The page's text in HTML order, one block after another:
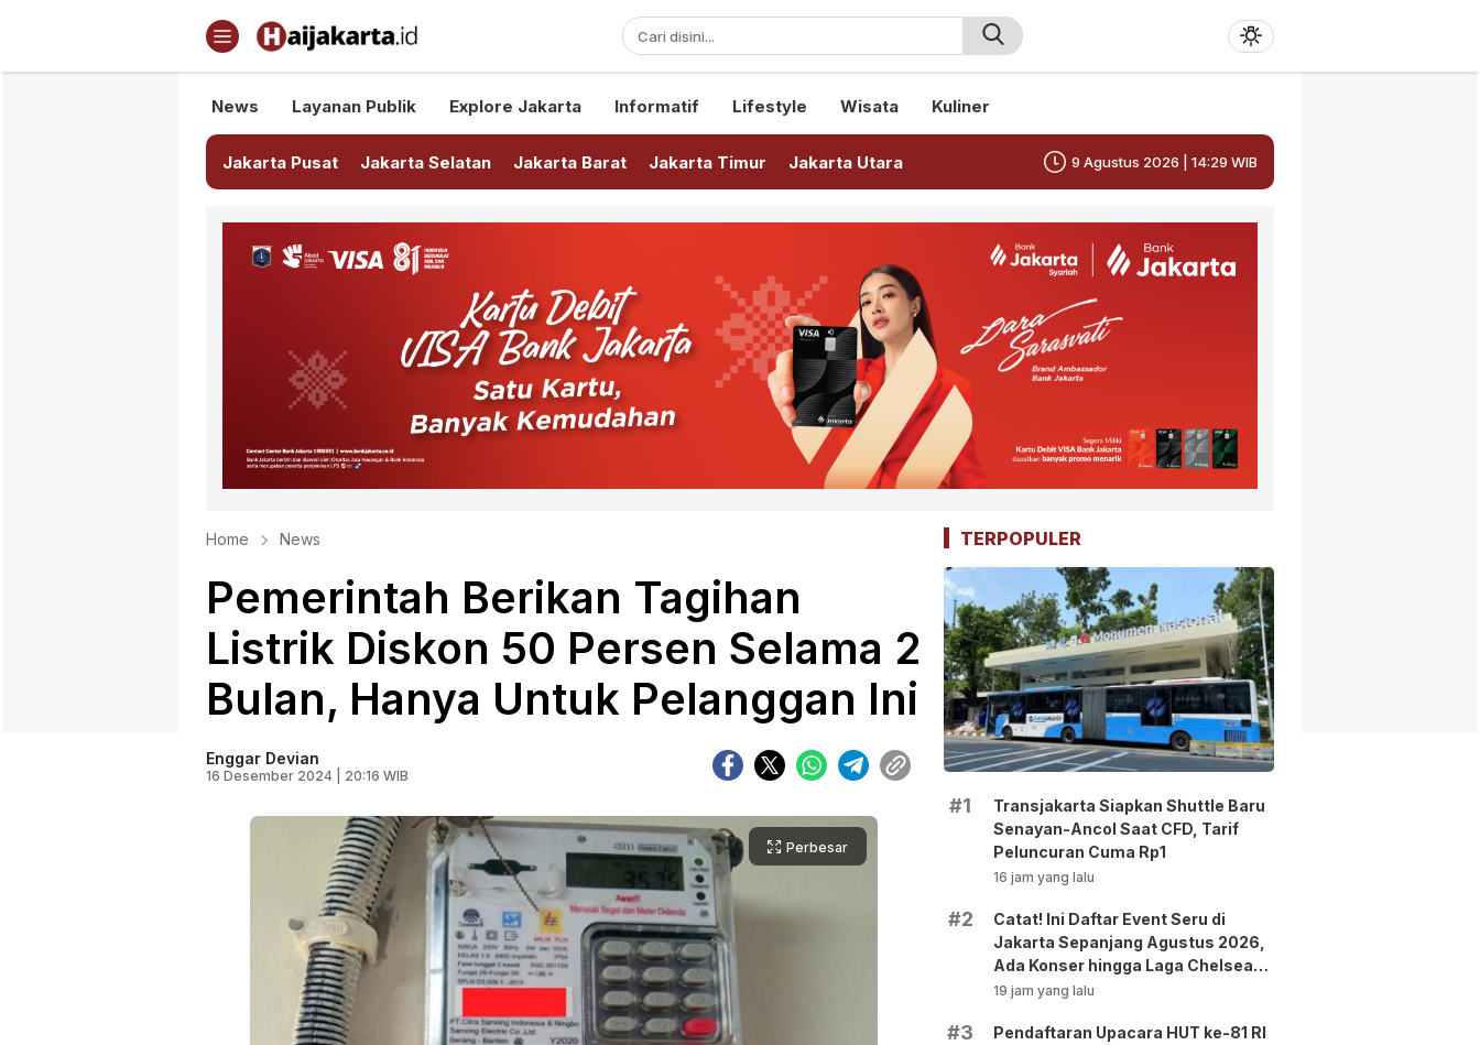
Haijakarta.id
Semua Tentang Jakarta Ada Disini!
News Layanan Publik Explore Jakarta Informatif Lifestyle Wisata Kuliner
Jakarta Pusat Jakarta Selatan Jakarta Barat Jakarta Timur Jakarta Utara 9 Agustus 2026 | 14:29 WIB
Home News
Pemerintah Berikan Tagihan
Listrik Diskon 50 Persen Selama 2
Bulan, Hanya Untuk Pelanggan Ini
Enggar Devian
16 Desember 2024 | 20:16 WIB
Perbesar
TERPOPULER
#1
Transjakarta Siapkan Shuttle Baru
Senayan-Ancol Saat CFD, Tarif
Peluncuran Cuma Rp1
16 jam yang lalu
#2
Catat! Ini Daftar Event Seru di
Jakarta Sepanjang Agustus 2026,
Ada Konser hingga Laga Chelsea
vs AC Milan
19 jam yang lalu
#3
Pendaftaran Upacara HUT ke-81 RI